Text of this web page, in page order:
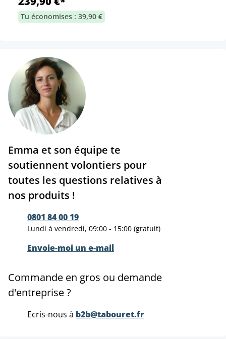
Tu économises : 39,90 €
Emma et son équipe te
soutiennent volontiers pour
toutes les questions relatives à
nos produits !
0801 84 00 19
Lundi à vendredi, 09:00 - 15:00 (gratuit)
Envoie-moi un e-mail
Commande en gros ou demande
d'entreprise ?
Ecris-nous à b2b@tabouret.fr